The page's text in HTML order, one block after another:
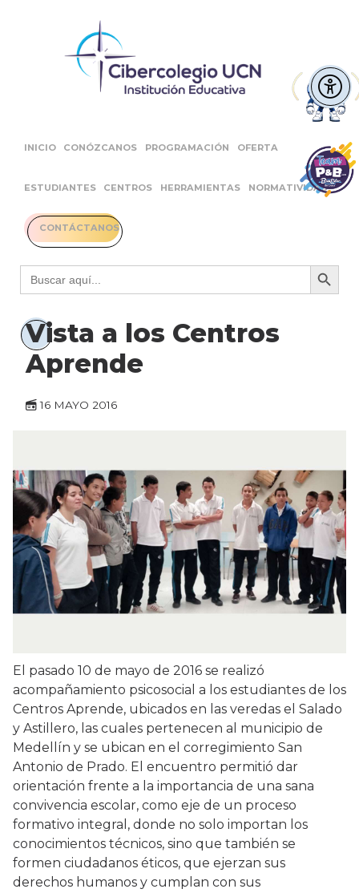
INICIO CONÓZCANOS PROGRAMACIÓN OFERTA
ESTUDIANTES CENTROS HERRAMIENTAS NORMATIVIDAD
CONTÁCTANOS
Buscar: Botón
Vista a los Centros
Aprende
16 MAYO 2016
El pasado 10 de mayo de 2016 se realizó
acompañamiento psicosocial a los estudiantes de los
Centros Aprende, ubicados en las veredas el Salado
y Astillero, las cuales pertenecen al municipio de
Medellín y se ubican en el corregimiento San
Antonio de Prado. El encuentro permitió dar
orientación frente a la importancia de una sana
convivencia escolar, como eje de un proceso
formativo integral, donde no solo importan los
conocimientos técnicos, sino que también se
formen ciudadanos éticos, que ejerzan sus
derechos humanos y cumplan con sus